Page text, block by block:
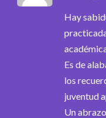
Hay
Es de
los
juventud
Un